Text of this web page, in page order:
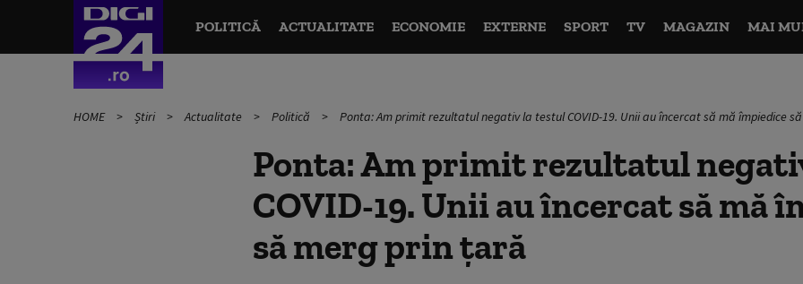
POLITICĂ ACTUALITATE ECONOMIE EXTERNE SPORT TV MAGAZIN MAI
HOME Știri Actualitate Politică Ponta: Am primit rezultatul negativ la testul COVID-19. Unii au încercat să mă împiedice
Ponta: Am primit rezultatul
COVID-19. Unii au încercat să mă
să merg prin țară